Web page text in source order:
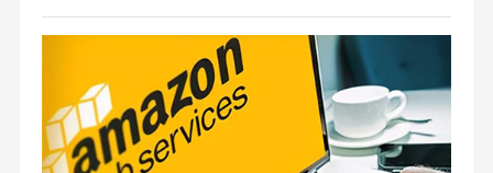
等提供了便利。